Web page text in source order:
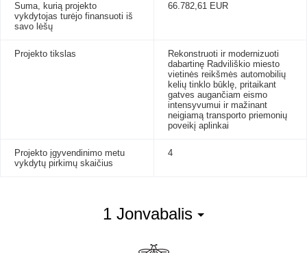
Suma, kurią projekto
vykdytojas turėjo finansuoti iš
savo lėšų
66.782,61 EUR
Projekto tikslas
Rekonstruoti ir modernizuoti
dabartinę Radviliškio miesto
vietinės reikšmės automobilių
kelių tinklo būklę, pritaikant
gatves augančiam eismo
intensyvumui ir mažinant
neigiamą transporto priemonių
poveikį aplinkai
Projekto įgyvendinimo metu
vykdytų pirkimų skaičius
4
1 Jonvabalis